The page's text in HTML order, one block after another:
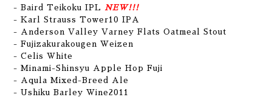
- Baird Teikoku IPL NEW!!!
- Karl Strauss Tower10 IPA
- Anderson Valley Varney Flats Oatmeal Stout
- Fujizakurakougen Weizen
- Celis White
- Minami-Shinsyu Apple Hop Fuji
- Aqula Mixed-Breed Ale
- Ushiku Barley Wine2011